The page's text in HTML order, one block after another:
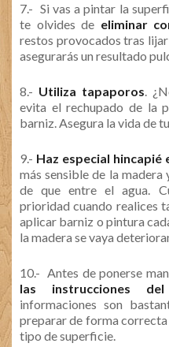
7.- Si vas a pintar la
te olvides de eliminar
restos provocados tras
asegurarás un resultado
8.- Utiliza tapaporos.
evita el rechupado de la
barniz. Asegura la vida de
9.- Haz especial hincapié
más sensible de la
de que entre el agua.
prioridad cuando realices
aplicar barniz o pintura
la madera se vaya
10.- Antes de ponerse
las instrucciones
informaciones son
preparar de forma
tipo de superficie.